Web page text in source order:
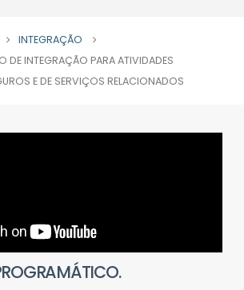
INTEGRAÇÃO
DE INTEGRAÇÃO PARA ATIVIDADES
E DE SERVIÇOS RELACIONADOS